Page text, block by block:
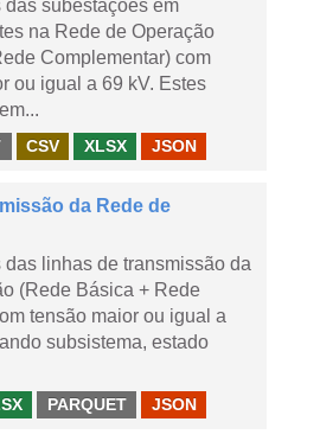
das subestações em
na Rede de Operação
Complementar) com
ou igual a 69 kV. Estes
CSV XLSX JSON
da Rede de
das linhas de transmissão da
(Rede Básica + Rede
tensão maior ou igual a
subsistema, estado
PARQUET JSON